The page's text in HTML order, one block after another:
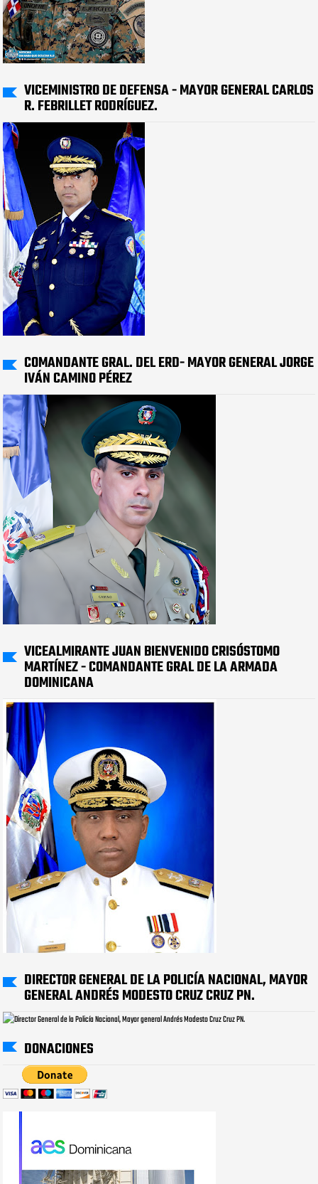
VICEMINISTRO DE DEFENSA - MAYOR GENERAL CARLOS
R. FEBRILLET RODRÍGUEZ.
COMANDANTE GRAL. DEL ERD- MAYOR GENERAL JORGE
IVÁN CAMINO PÉREZ
VICEALMIRANTE JUAN BIENVENIDO CRISÓSTOMO
MARTÍNEZ - COMANDANTE GRAL DE LA ARMADA
DOMINICANA
DIRECTOR GENERAL DE LA POLICÍA NACIONAL, MAYOR
GENERAL ANDRÉS MODESTO CRUZ CRUZ PN.
DONACIONES